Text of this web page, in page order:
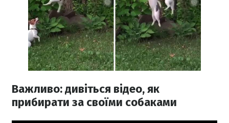
Важливо: дивіться відео, як
прибирати за своїми собаками